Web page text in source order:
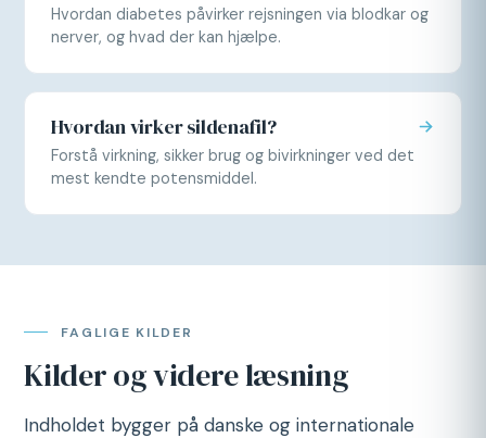
Hvordan diabetes påvirker rejsningen via blodkar og
nerver, og hvad der kan hjælpe.
Hvordan virker sildenafil?
Forstå virkning, sikker brug og bivirkninger ved det
mest kendte potensmiddel.
FAGLIGE KILDER
Kilder og videre læsning
Indholdet bygger på danske og internationale